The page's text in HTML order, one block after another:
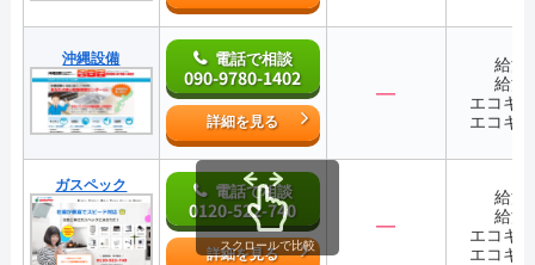
沖縄設備 電話で相談
090-9780-1402
詳細を見る
―
給湯
給湯
エコキ
エコキ
ガスペック 電話で相談
0120-522-740
詳細を見る
―
給湯
給湯
エコキ
エコキ
スクロールで比較